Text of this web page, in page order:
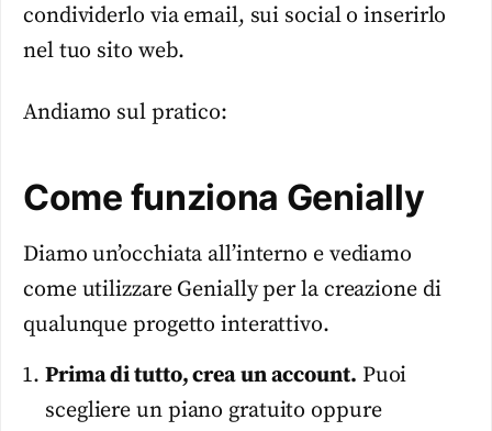
condividerlo via email, sui social o inserirlo
nel tuo sito web.
Andiamo sul pratico:
Come funziona Genially
Diamo un’occhiata all’interno e vediamo
come utilizzare Genially per la creazione di
qualunque progetto interattivo.
Prima di tutto, crea un account. Puoi
scegliere un piano gratuito oppure